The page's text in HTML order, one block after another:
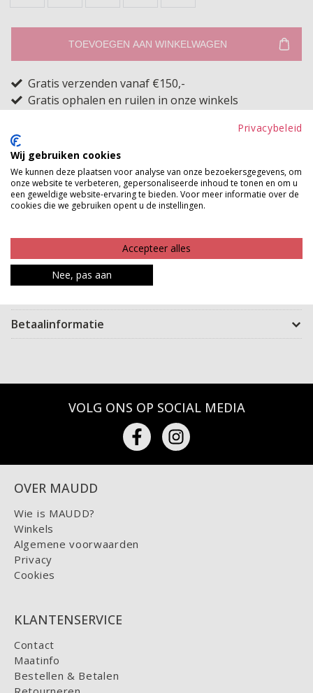
TOEVOEGEN AAN WINKELWAGEN
Gratis verzenden vanaf €150,-
Gratis ophalen en ruilen in onze winkels
Mooie travel broek van het merk Iz Naiz met een super
mooie pasvorm. De broek is van een iets dikkere travel
stof gemaakt en valt daardoor erg mooi. De broek
de bips 2 zakjes. Dit artikel is uitsluitend verkrijgbaar in
de webshop.
Betaalinformatie
VOLG ONS OP SOCIAL MEDIA
OVER MAUDD
Wie is MAUDD?
Winkels
Algemene voorwaarden
Privacy
Cookies
KLANTENSERVICE
Contact
Maatinfo
Bestellen & Betalen
Privacybeleid
Wij gebruiken cookies
We kunnen deze plaatsen voor analyse van onze bezoekersgegevens, om
onze website te verbeteren, gepersonaliseerde inhoud te tonen en om u
een geweldige website-ervaring te bieden. Voor meer informatie over de
cookies die we gebruiken opent u de instellingen.
Accepteer alles
Nee, pas aan